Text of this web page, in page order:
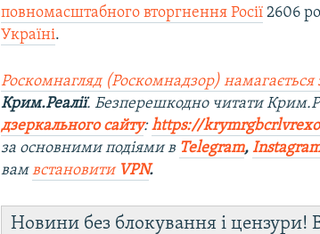
повномасштабного вторгнення Росії 2606
Україні.
Роскомнагляд (Роскомнадзор) намагається
Крим.Реалії. Безперешкодно читати
дзеркального сайту:https://
за основними подіями в Telegram,
вамвстановити VPN.
Новини без блокування і цензури!